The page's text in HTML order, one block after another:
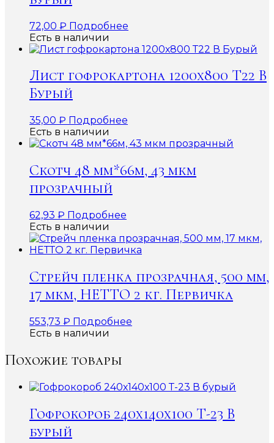
72,00 ₽ Подробнее
Есть в наличии
Лист гофрокартона 1200х800 Т22 В
Бурый
35,00 ₽ Подробнее
Есть в наличии
Скотч 48 мм*66м, 43 мкм
прозрачный
62,93 ₽ Подробнее
Есть в наличии
Стрейч пленка прозрачная, 500 мм,
17 мкм, НЕТТО 2 кг. Первичка
553,73 ₽ Подробнее
Есть в наличии
Похожие товары
Гофрокороб 240х140х100 Т-23 В
бурый